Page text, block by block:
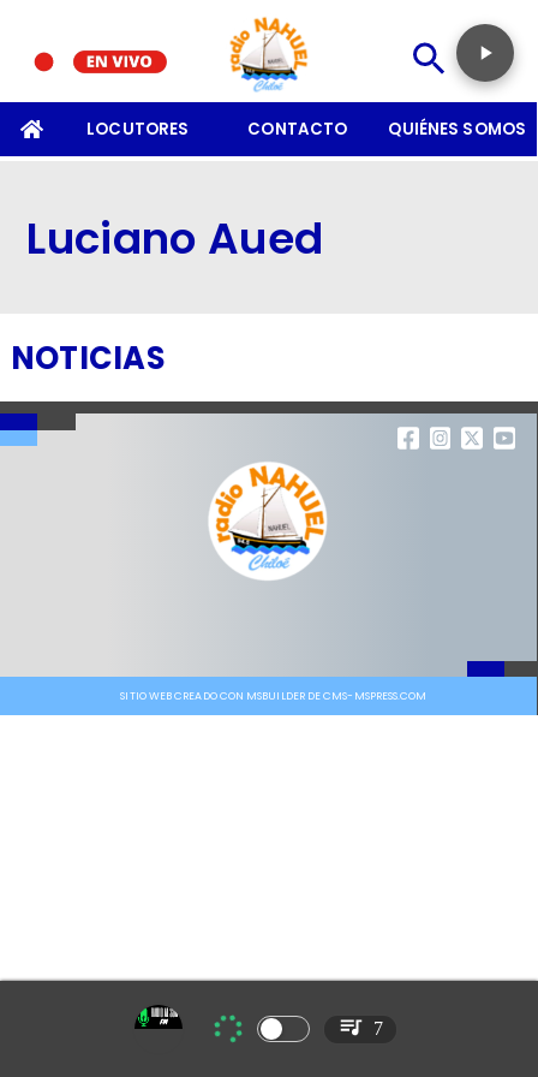
LOCUTORES CONTACTO QUIÉNES SOMOS
Luciano Aued
NOTICIAS
SITIO WEB CREADO CON MSBUILDER DE CMS-MSPRESS.COM
7